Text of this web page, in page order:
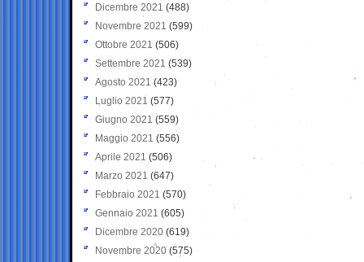
Dicembre 2021 (488)
Novembre 2021 (599)
Ottobre 2021 (506)
Settembre 2021 (539)
Agosto 2021 (423)
Luglio 2021 (577)
Giugno 2021(559)
Maggio 2021 (556)
Aprile 2021 (506)
Marzo 2021 (647)
Febbraio 2021 (570)
Gennaio 2021 (605)
Dicembre 2020 (619)
Novembre 2020 (575)